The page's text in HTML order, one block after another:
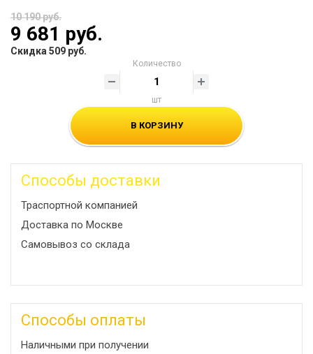
10 190 руб.
9 681 руб.
Скидка 509 руб.
Количество
шт
В КОРЗИНУ
Способы доставки
Траспортной компанией
Доставка по Москве
Самовывоз со склада
Способы оплаты
Наличными при получении